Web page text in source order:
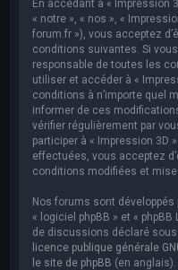
En accédant à « Impression
« notre », « nos », «
forum.fr »), vous acceptez
conditions suivantes. Si
responsable de toutes les
utiliser et accéder à «
conditions à n’importe quel
informer de ces
vérifier régulièrement par
participer à « Impression 3D
effectuées, vous acceptez
conditions modifiées et
Nos forums sont développés
« logiciel phpBB » et «
de discussions déclaré sous
licence publique générale
le site de phpBB (en